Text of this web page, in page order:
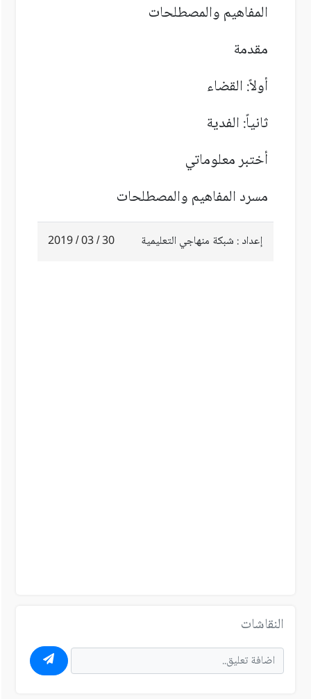
المفاهيم والمصطلحات
مقدمة
أولاً: القضاء
ثانياً: الفدية
أختبر معلوماتي
مسرد المفاهيم والمصطلحات
إعداد : شبكة منهاجي التعليمية 30 / 03 / 2019
النقاشات